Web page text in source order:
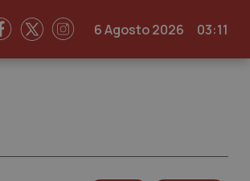
6 Agosto 2026 03:11